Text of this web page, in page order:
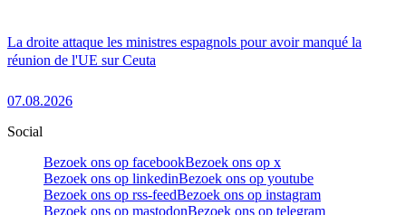
La droite attaque les ministres espagnols pour avoir manqué la
réunion de l'UE sur Ceuta
07.08.2026
Social
Bezoek ons op facebookBezoek ons op x
Bezoek ons op linkedinBezoek ons op youtube
Bezoek ons op rss-feedBezoek ons op instagram
Bezoek ons op mastodonBezoek ons op telegram